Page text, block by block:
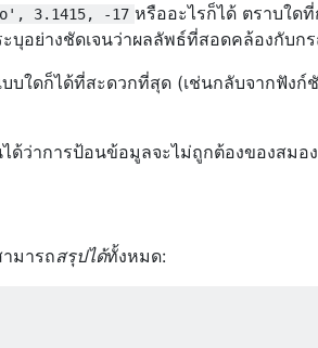
3.1415, -17 หรืออะไรก็ได้ ตราบใด
ะบุอย่างชัดเจนว่าผลลัพธ์ที่สอดคล้องกับก
ใดก็ได้ที่สะดวกที่สุด (เช่นกลับจากฟังก์
ว่าการป้อนข้อมูลจะไม่ถูกต้องของสมอ
มารถสรุปได้ทั้งหมด: